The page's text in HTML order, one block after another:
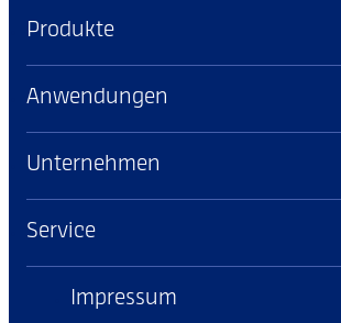
Produkte
Anwendungen
Unternehmen
Service
Impressum